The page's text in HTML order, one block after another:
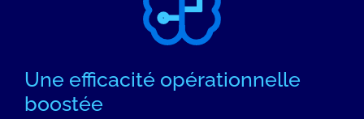
Une efficacité opérationnelle
boostée